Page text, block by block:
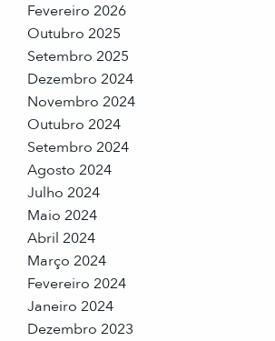
Fevereiro 2026
Outubro 2025
Setembro 2025
Dezembro 2024
Novembro 2024
Outubro 2024
Setembro 2024
Agosto 2024
Julho 2024
Maio 2024
Abril 2024
Março 2024
Fevereiro 2024
Janeiro 2024
Dezembro 2023